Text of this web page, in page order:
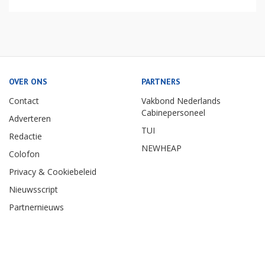
OVER ONS
Contact
Adverteren
Redactie
Colofon
Privacy & Cookiebeleid
Nieuwsscript
Partnernieuws
PARTNERS
Vakbond Nederlands
Cabinepersoneel
TUI
NEWHEAP